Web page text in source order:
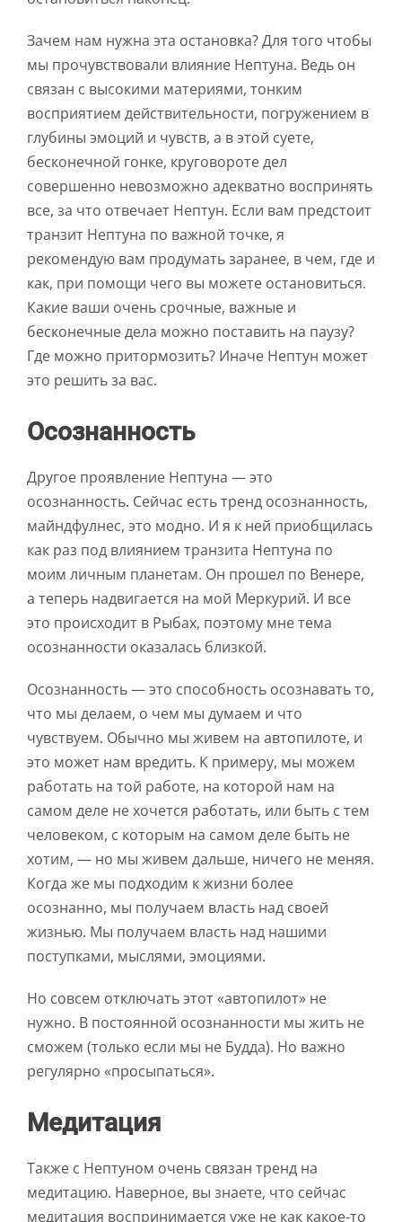
Зачем нам нужна эта остановка? Для того чтобы
мы прочувствовали влияние Нептуна. Ведь он
связан с высокими материями, тонким
восприятием действительности, погружением в
глубины эмоций и чувств, а в этой суете,
бесконечной гонке, круговороте дел
совершенно невозможно адекватно воспринять
все, за что отвечает Нептун. Если вам предстоит
транзит Нептуна по важной точке, я
рекомендую вам продумать заранее, в чем, где и
как, при помощи чего вы можете остановиться.
Какие ваши очень срочные, важные и
бесконечные дела можно поставить на паузу?
Где можно притормозить? Иначе Нептун может
это решить за вас.
Осознанность
Другое проявление Нептуна — это
осознанность. Сейчас есть тренд осознанность,
майндфулнес, это модно. И я к ней приобщилась
как раз под влиянием транзита Нептуна по
моим личным планетам. Он прошел по Венере,
а теперь надвигается на мой Меркурий. И все
это происходит в Рыбах, поэтому мне тема
осознанности оказалась близкой.
Осознанность — это способность осознавать то,
что мы делаем, о чем мы думаем и что
чувствуем. Обычно мы живем на автопилоте, и
это может нам вредить. К примеру, мы можем
работать на той работе, на которой нам на
самом деле не хочется работать, или быть с тем
человеком, с которым на самом деле быть не
хотим, — но мы живем дальше, ничего не меняя.
Когда же мы подходим к жизни более
осознанно, мы получаем власть над своей
жизнью. Мы получаем власть над нашими
поступками, мыслями, эмоциями.
Но совсем отключать этот «автопилот» не
нужно. В постоянной осознанности мы жить не
сможем (только если мы не Будда). Но важно
регулярно «просыпаться».
Медитация
Также с Нептуном очень связан тренд на
медитацию. Наверное, вы знаете, что сейчас
медитация воспринимается уже не как какое-то